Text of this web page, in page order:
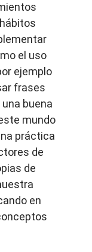
el uso
ejemplo
frases
buena
mundo
práctica
de
de
en